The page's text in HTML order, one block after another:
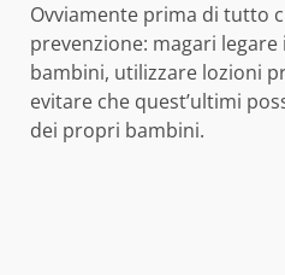
Ovviamente prima di tutto
prevenzione: magari
bambini, utilizzare lozioni
evitare che quest’ultimi
dei propri bambini.